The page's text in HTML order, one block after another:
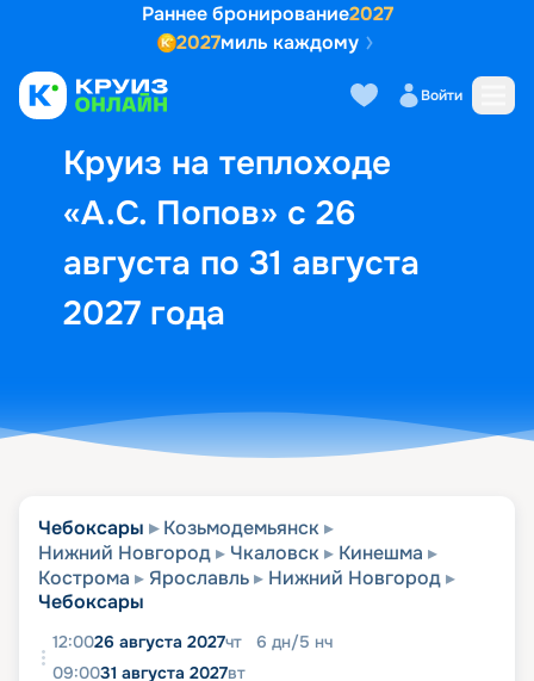
Раннее бронирование2027
2027миль каждому
Войти
Круиз на теплоходе
«А.С. Попов» с 26
августа по 31 августа
2027 года
Выбор кают Маршрут и
Чебоксары
Козьмодемьянск
Нижний Новгород
Чкаловск
Кинешма
Кострома
Ярославль
Нижний Новгород
Чебоксары
12:0026 августа 2027чт 6 дн/5 нч
09:0031 августа 2027вт